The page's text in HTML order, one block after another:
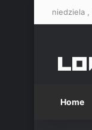
niedziela
Home